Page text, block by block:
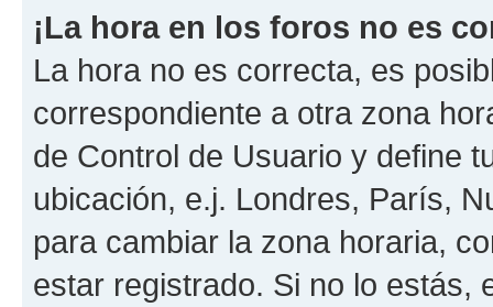
¡La hora en los foros no es
La hora no es correcta, es
correspondiente a otra zona
de Control de Usuario y define
ubicación, e.j. Londres, París,
para cambiar la zona horaria,
estar registrado. Si no lo estás,